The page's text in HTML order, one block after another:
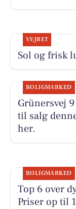
VEJRET
Sol og frisk
BOLIGMARKED
Grünersvej
til salg
her.
BOLIGMARKED
Top 6 over
Priser op til